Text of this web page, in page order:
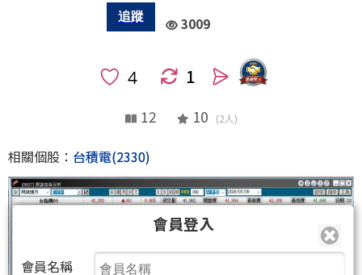
3009
1
12 10 (2人)
相關個股： 台積電(2330)
會員登入
會員名稱